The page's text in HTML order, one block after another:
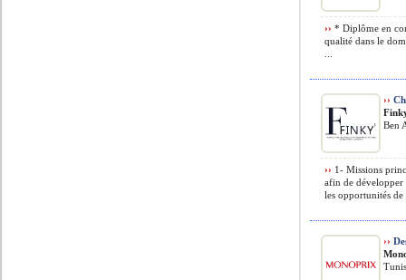
›› * Diplôme en
qualité dans le
››
Ben
›› 1- Missions
afin de
les opportunités de
››